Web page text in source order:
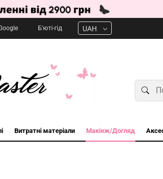
Б'юті-гід UAH
Витратні матеріали Макіяж/Догляд